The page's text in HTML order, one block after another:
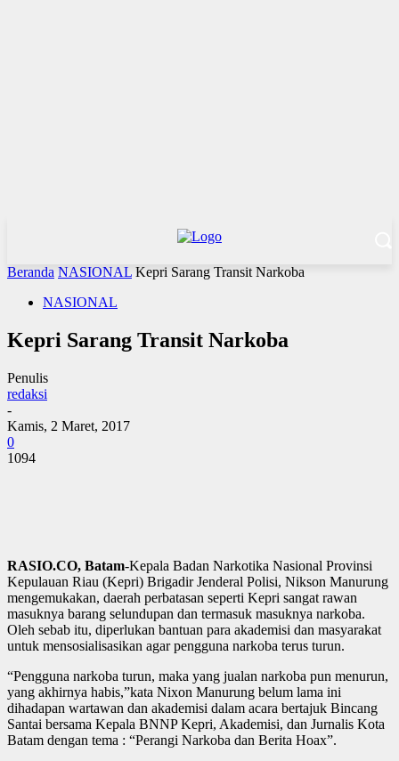
Beranda NASIONAL Kepri Sarang Transit Narkoba
NASIONAL
Kepri Sarang Transit Narkoba
Penulis
redaksi
-
Kamis, 2 Maret, 2017
0
1094
RASIO.CO, Batam-Kepala Badan Narkotika Nasional Provinsi
Kepulauan Riau (Kepri) Brigadir Jenderal Polisi, Nikson Manurung
mengemukakan, daerah perbatasan seperti Kepri sangat rawan
masuknya barang selundupan dan termasuk masuknya narkoba.
Oleh sebab itu, diperlukan bantuan para akademisi dan masyarakat
untuk mensosialisasikan agar pengguna narkoba terus turun.
“Pengguna narkoba turun, maka yang jualan narkoba pun menurun,
yang akhirnya habis,”kata Nixon Manurung belum lama ini
dihadapan wartawan dan akademisi dalam acara bertajuk Bincang
Santai bersama Kepala BNNP Kepri, Akademisi, dan Jurnalis Kota
Batam dengan tema : “Perangi Narkoba dan Berita Hoax”.